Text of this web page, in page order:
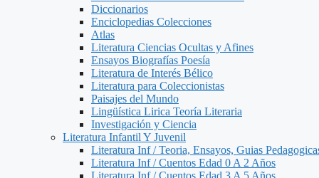
Diccionarios
Enciclopedias Colecciones
Atlas
Literatura Ciencias Ocultas y Afines
Ensayos Biografías Poesía
Literatura de Interés Bélico
Literatura para Coleccionistas
Paisajes del Mundo
Lingüística Lirica Teoría Literaria
Investigación y Ciencia
Literatura Infantil Y Juvenil
Literatura Inf / Teoria, Ensayos, Guias
Literatura Inf / Cuentos Edad 0 A 2 Años
Literatura Inf / Cuentos Edad 3 A 5 Años